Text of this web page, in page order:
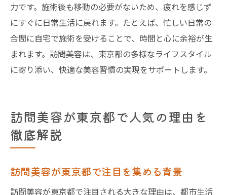
力です。施術後も移動の必要がないため、疲れを感じず
にすぐに日常生活に戻れます。たとえば、忙しい日常の
合間に自宅で施術を受けることで、時間と心に余裕が生
まれます。訪問美容は、東京都の多様なライフスタイル
に寄り添い、快適な美容習慣の実現をサポートします。
訪問美容が東京都で人気の理由を
徹底解説
訪問美容が東京都で注目を集める背景
訪問美容が東京都で注目される大きな理由は、都市生活